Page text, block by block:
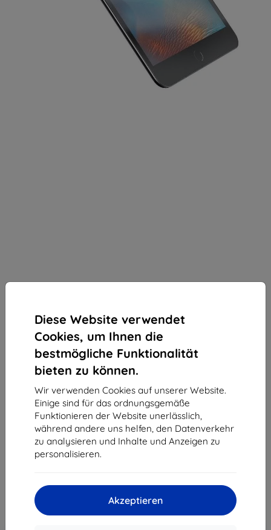
Diese Website verwendet
Cookies, um Ihnen die
bestmögliche Funktionalität
bieten zu können.
Wir verwenden Cookies auf unserer Website.
Einige sind für das ordnungsgemäße
Funktionieren der Website unerlässlich,
während andere uns helfen, den Datenverkehr
zu analysieren und Inhalte und Anzeigen zu
personalisieren.
Akzeptieren
Schutzfolie Matt foil for Baseus Paper-like screen
for iPad Mini 4/5 7.9'' (6953156294653)
Geeignet für: Apple iPad Mini 5 Apple iPad Mini 4
10,90 €
9,81 €
ohne MWSt